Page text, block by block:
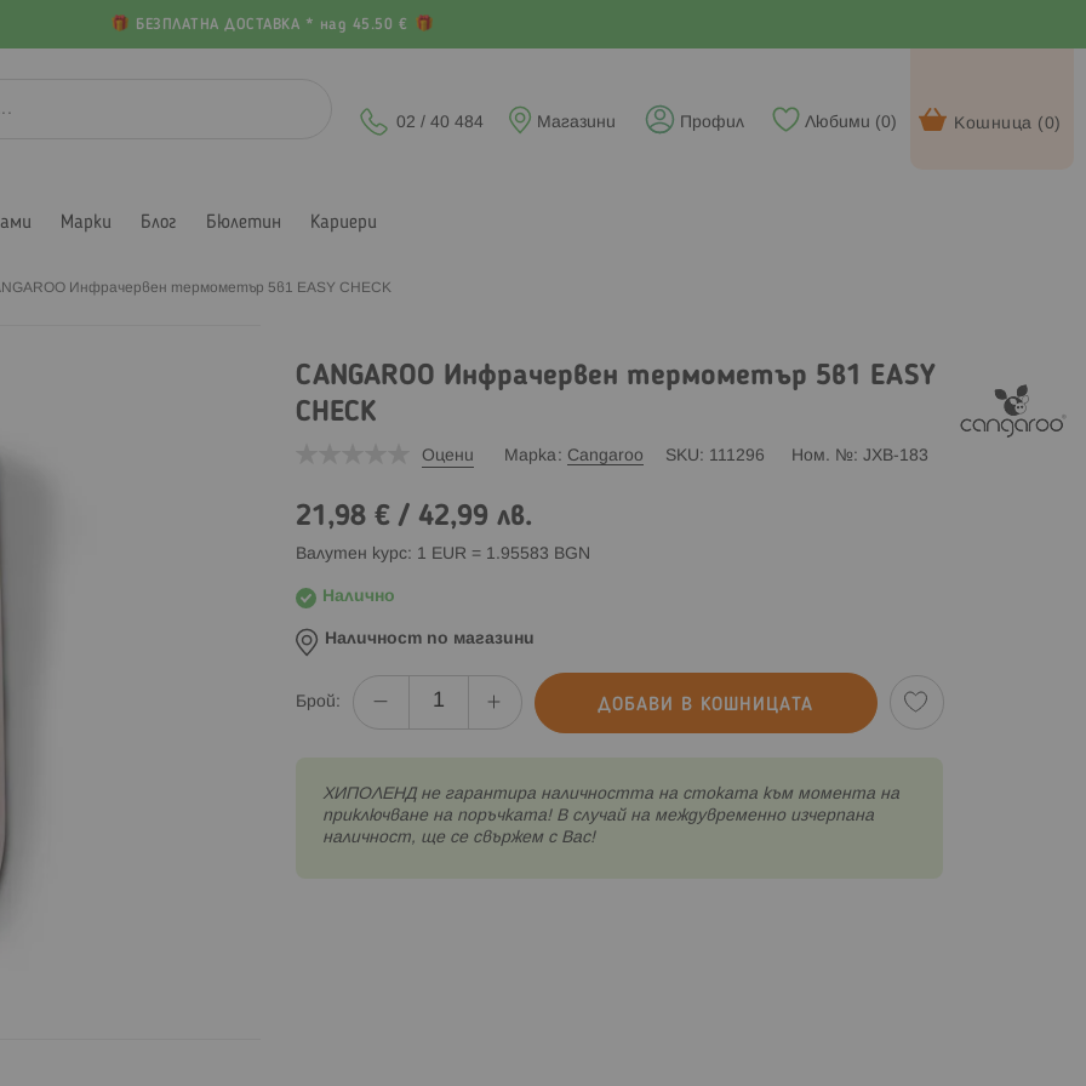
БЕЗПЛАТНА ДОСТАВКА * над 45.50 €
Кошница (0)
Любими (0)
Профил
Магазини
02 / 40 484
Марки Блог Бюлетин Кариери
Инфрачервен термометър 5в1 EASY CHECK
CANGAROO Инфрачервен термометър 5в1 EASY
CHECK
Оцени Марка Cangaroo SKU 111296 Ном. № JXB-183
21,98 €/ 42,99 лв.
Валутен курс: 1 EUR = 1.95583 BGN
Налично
Наличност по магазини
Брой: ДОБАВИ В КОШНИЦАТА
XИПОЛЕНД не гарантира наличността на стоката към момента на
приключване на поръчката! В случай на междувременно изчерпана
наличност, ще се свържем с Вас!